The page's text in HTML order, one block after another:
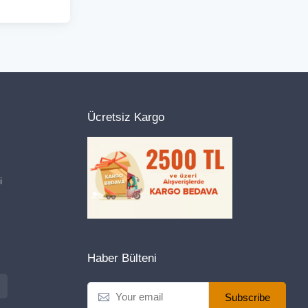
Ücretsiz Kargo
Haber Bülteni
Subscribe